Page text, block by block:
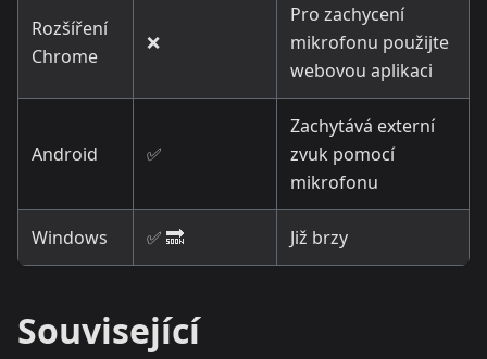
Rozšíření
Chrome
❌
Pro zachycení
mikrofonu použijte
webovou aplikaci
Android ✅
Zachytává externí
zvuk pomocí
mikrofonu
Windows ✅ 🔜 Již brzy
Související